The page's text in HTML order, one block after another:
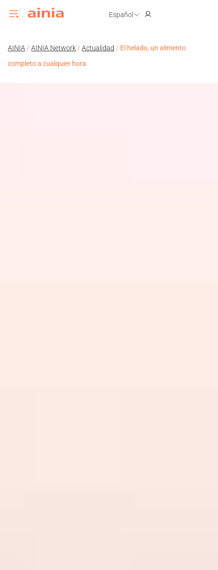
Español
AINIA / AINIA Network / Actualidad / El helado, un alimento
completo a cualquier hora